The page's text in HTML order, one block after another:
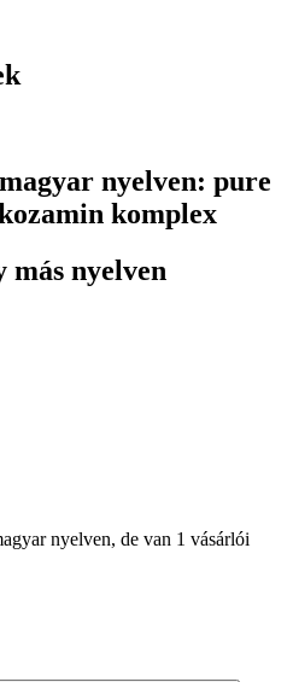
nyelven: pure
komplex
más nyelven
nyelven, de van 1 vásárlói